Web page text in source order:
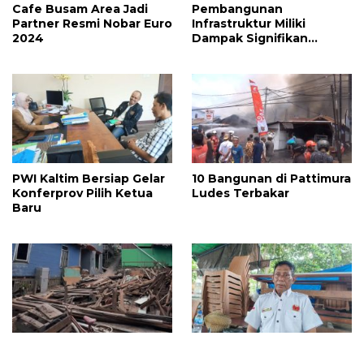
Cafe Busam Area Jadi
Partner Resmi Nobar Euro
2024
Pembangunan
Infrastruktur Miliki
Dampak Signifikan
PWI Kaltim Bersiap Gelar
Konferprov Pilih Ketua
Baru
10 Bangunan di Pattimura
Ludes Terbakar